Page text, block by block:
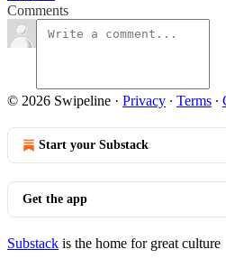
Comments
© 2026 Swipeline · Privacy ∙ Terms ∙
Start your Substack
Get the app
Substack is the home for great culture